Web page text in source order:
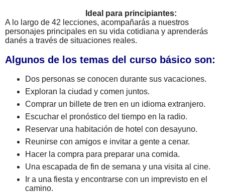
Ideal para principiantes:
A lo largo de 42 lecciones, acompañarás a nuestros
personajes principales en su vida cotidiana y aprenderás
danés a través de situaciones reales.
Algunos de los temas del curso básico son:
Dos personas se conocen durante sus vacaciones.
Exploran la ciudad y comen juntos.
Comprar un billete de tren en un idioma extranjero.
Escuchar el pronóstico del tiempo en la radio.
Reservar una habitación de hotel con desayuno.
Reunirse con amigos e invitar a gente a cenar.
Hacer la compra para preparar una comida.
Una escapada de fin de semana y una visita al cine.
Ir a una fiesta y encontrarse con un imprevisto en el
camino.